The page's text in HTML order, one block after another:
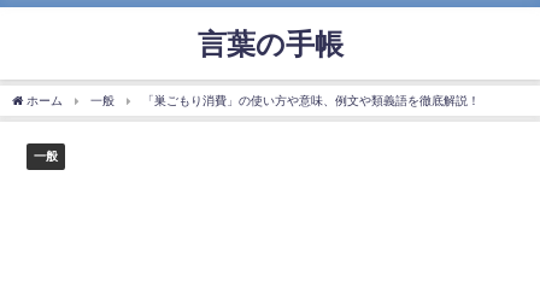
言葉の手帳
ホーム 一般 「巣ごもり消費」の使い方や意味、例文や類義語を徹底解説！
一般